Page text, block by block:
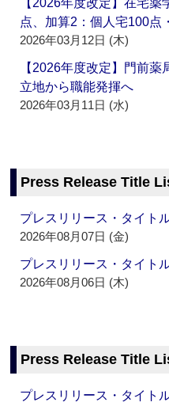
【2026年度改定】在宅
点、加算2：個人宅100
2026年03月12日 (木)
【2026年度改定】門前
立地から職能発揮へ
2026年03月11日 (水)
Press Release Title
プレスリリース・タイト
2026年08月07日 (金)
プレスリリース・タイト
2026年08月06日 (木)
Press Release Title
プレスリリース・タイト